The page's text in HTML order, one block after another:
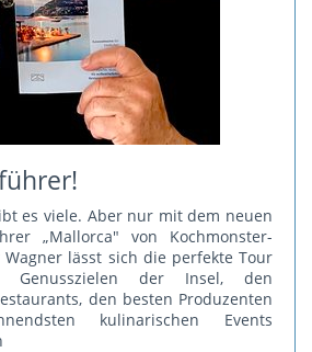
es viele. Aber nur mit dem neuen
„Mallorca" von Kochmonster-
Wagner lässt sich die perfekte Tour
der Insel, den
den besten Produzenten
kulinarischen Events